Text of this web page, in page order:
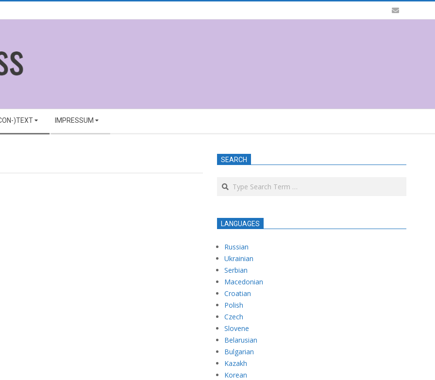
)TEXT IMPRESSUM
SEARCH
Search
LANGUAGES
Russian
Ukrainian
Serbian
Macedonian
Croatian
Polish
Czech
Slovene
Belarusian
Bulgarian
Kazakh
Korean